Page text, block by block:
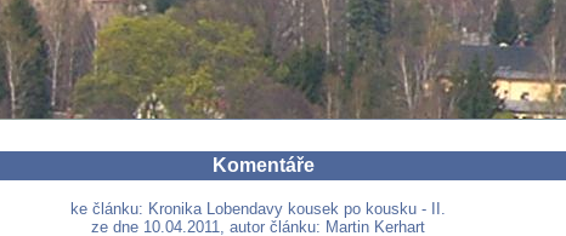
Komentáře
ke článku: Kronika Lobendavy kousek po kousku - II.
ze dne 10.04.2011, autor článku: Martin Kerhart